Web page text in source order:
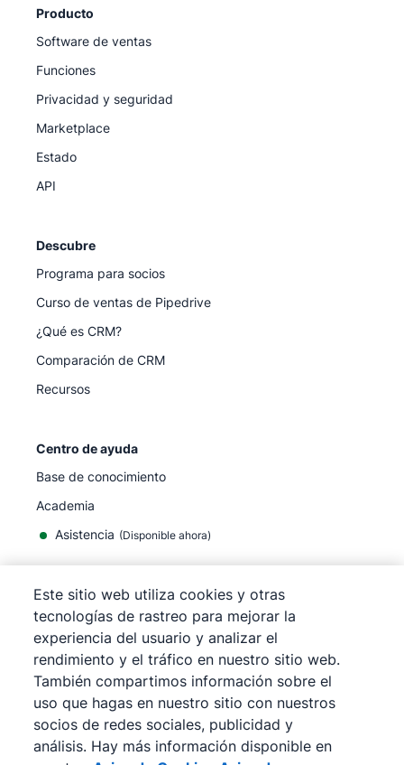
Producto
Software de ventas
Funciones
Privacidad y seguridad
Marketplace
Estado
API
Descubre
Programa para socios
Curso de ventas de Pipedrive
¿Qué es CRM?
Comparación de CRM
Recursos
Centro de ayuda
Base de conocimiento
Academia
Asistencia (Disponible ahora)
©2026Pipedrive
Pipedrive
Términos de servicio
Pipedrive
Aviso de privacidad
Mapa del sitio
Aviso de Cookies
Preferencias de cookies
Este sitio web utiliza cookies y otras
tecnologías de rastreo para mejorar la
experiencia del usuario y analizar el
rendimiento y el tráfico en nuestro sitio web.
También compartimos información sobre el
uso que hagas en nuestro sitio con nuestros
socios de redes sociales, publicidad y
análisis. Hay más información disponible en